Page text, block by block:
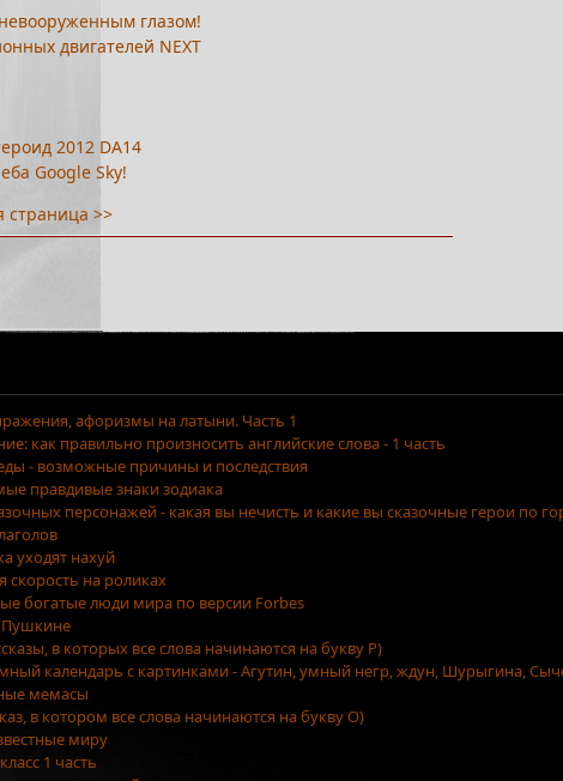
глазом!
двигателей NEXT
2012 DA14
Google Sky!
>>
афоризмы на латыни. Часть 1
как правильно произносить английские слова - 1 часть
- возможные причины и последствия
правдивые знаки зодиака
персонажей - какая вы нечисть и какие вы сказочные герои по
уходят нахуй
скорость на роликах
богатые люди мира по версии Forbes
Пушкине
в которых все слова начинаются на букву Р)
календарь с картинками - Агутин, умный негр, ждун, Шурыгина,
мемасы
в котором все слова начинаются на букву О)
миру
1 часть